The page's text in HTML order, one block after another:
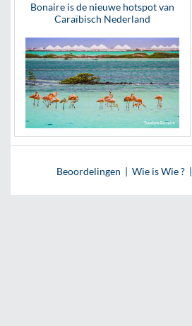
Bonaire is de nieuwe hotspot van
Caraïbisch Nederland
Beoordelingen | Wie is Wie ?|